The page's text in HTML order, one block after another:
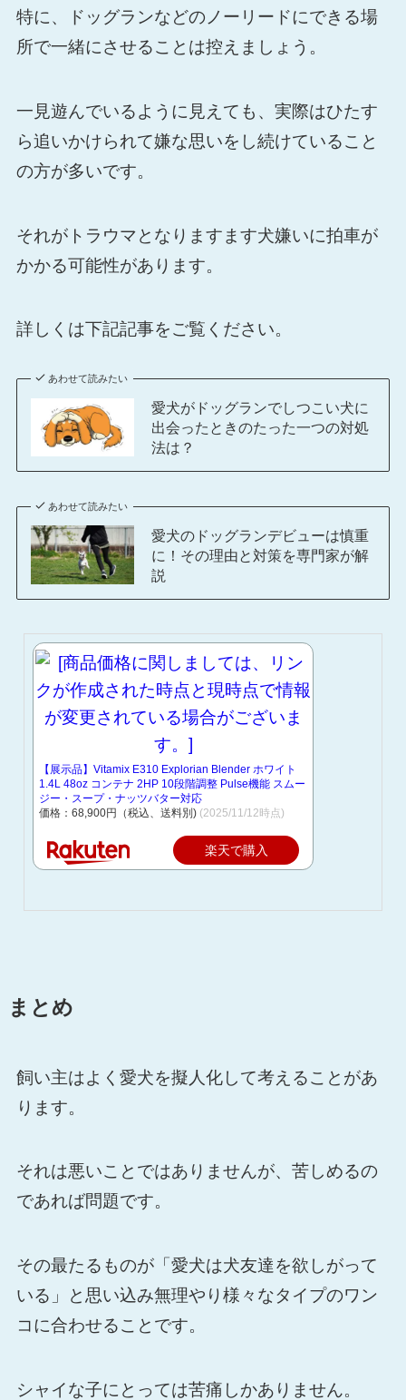
特に、ドッグランなどのノーリードにできる場
所で一緒にさせることは控えましょう。
一見遊んでいるように見えても、実際はひたす
ら追いかけられて嫌な思いをし続けていること
の方が多いです。
それがトラウマとなりますます犬嫌いに拍車が
かかる可能性があります。
詳しくは下記記事をご覧ください。
あわせて読みたい
愛犬がドッグランでしつこい犬に
出会ったときのたった一つの対処
法は？
あわせて読みたい
愛犬のドッグランデビューは慎重
に！その理由と対策を専門家が解
説
【展示品】Vitamix E310 Explorian Blender ホワイト
1.4L 48oz コンテナ 2HP 10段階調整 Pulse機能 スムー
ジー・スープ・ナッツバター対応
価格：68,900円（税込、送料別) (2025/11/12時点)
楽天で購入
まとめ
飼い主はよく愛犬を擬人化して考えることがあ
ります。
それは悪いことではありませんが、苦しめるの
であれば問題です。
その最たるものが「愛犬は犬友達を欲しがって
いる」と思い込み無理やり様々なタイプのワン
コに合わせることです。
シャイな子にとっては苦痛しかありません。